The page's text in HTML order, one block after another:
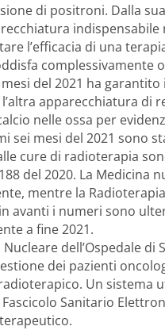
di positroni. Dalla
l’efficacia di una
del 2021 ha
apparecchiatura di
nelle ossa per
sei mesi del 2021 sono
cure di radioterapia
del 2020. La
mentre la
avanti i numeri sono
a fine 2021.
dell’Ospedale
dei pazienti
Un sistema
Sanitario